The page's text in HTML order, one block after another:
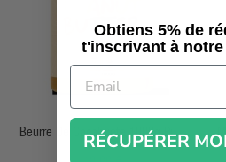
APERÇU RAPIDE
Beurre De Cacahuète 1000g Pure
Gold
Obtiens 5% de
t'inscrivant à
RÉCUPÉRER